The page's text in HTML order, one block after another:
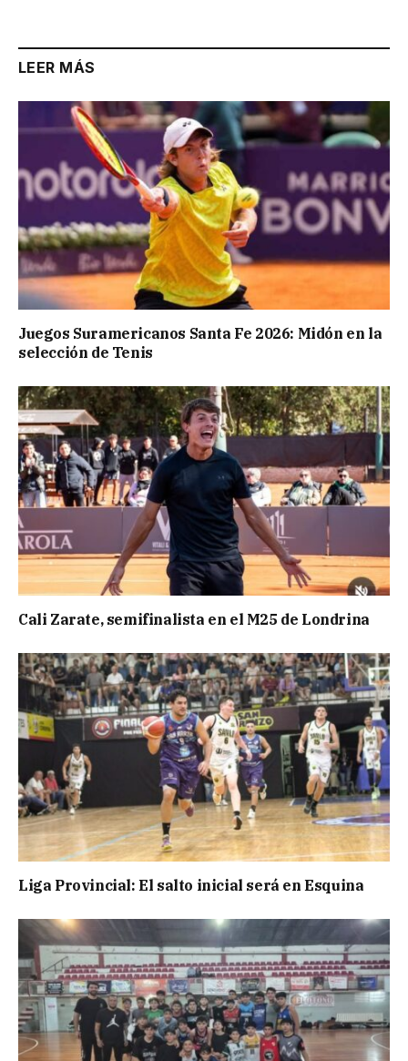
LEER MÁS
Juegos Suramericanos Santa Fe 2026: Midón en la
selección de Tenis
Cali Zarate, semifinalista en el M25 de Londrina
Liga Provincial: El salto inicial será en Esquina